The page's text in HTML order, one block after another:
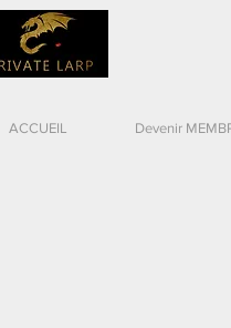
ACCUEIL Devenir